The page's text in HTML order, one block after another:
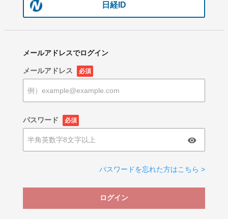
日経ID
メールアドレスでログイン
メールアドレス 必須
パスワード 必須
パスワードを忘れた方はこちら >
ログイン